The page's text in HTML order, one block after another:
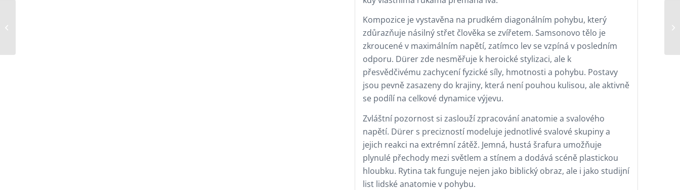
Kompozice je vystavěna na prudkém diagonálním pohybu, který
zdůrazňuje násilný střet člověka se zvířetem. Samsonovo tělo je
zkroucené v maximálním napětí, zatímco lev se vzpíná v posledním
odporu. Dürer zde nesměřuje k heroické stylizaci, ale k
přesvědčivému zachycení fyzické síly, hmotnosti a pohybu. Postavy
jsou pevně zasazeny do krajiny, která není pouhou kulisou, ale aktivně
se podílí na celkové dynamice výjevu.
Zvláštní pozornost si zaslouží zpracování anatomie a svalového
napětí. Dürer s precizností modeluje jednotlivé svalové skupiny a
jejich reakci na extrémní zátěž. Jemná, hustá šrafura umožňuje
plynulé přechody mezi světlem a stínem a dodává scéně plastickou
hloubku. Rytina tak funguje nejen jako biblický obraz, ale i jako studijní
list lidské anatomie v pohybu.